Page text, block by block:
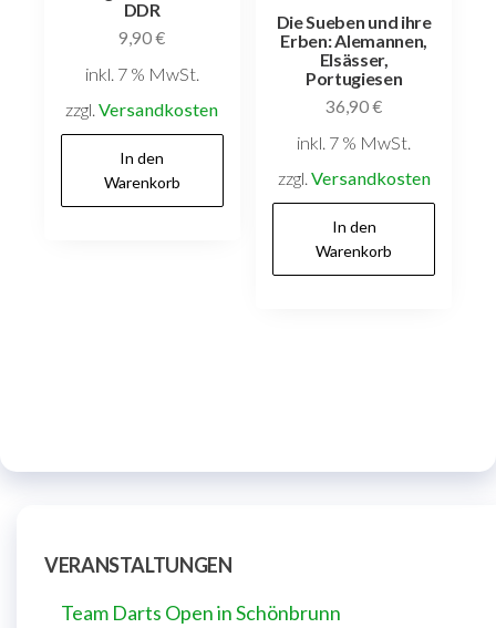
DDR
9,90€
inkl. 7 % MwSt.
zzgl.Versandkosten
In den
Warenkorb
Die Sueben und ihre
Erben: Alemannen,
Elsässer,
Portugiesen
36,90€
inkl. 7 % MwSt.
zzgl. Versandkosten
In den
Warenkorb
VERANSTALTUNGEN
Team Darts Open in Schönbrunn